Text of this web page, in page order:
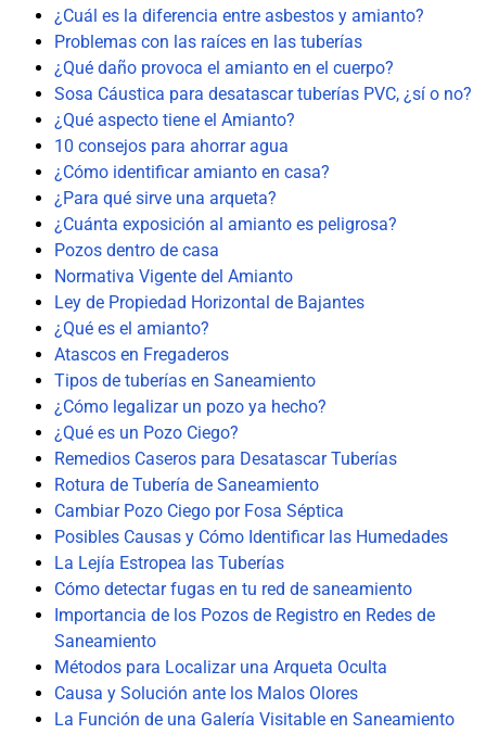
¿Cuál es la diferencia entre asbestos y amianto?
Problemas con las raíces en las tuberías
¿Qué daño provoca el amianto en el cuerpo?
Sosa Cáustica para desatascar tuberías PVC, ¿sí o no?
¿Qué aspecto tiene el Amianto?
10 consejos para ahorrar agua
¿Cómo identificar amianto en casa?
¿Para qué sirve una arqueta?
¿Cuánta exposición al amianto es peligrosa?
Pozos dentro de casa
Normativa Vigente del Amianto
Ley de Propiedad Horizontal de Bajantes
¿Qué es el amianto?
Atascos en Fregaderos
Tipos de tuberías en Saneamiento
¿Cómo legalizar un pozo ya hecho?
¿Qué es un Pozo Ciego?
Remedios Caseros para Desatascar Tuberías
Rotura de Tubería de Saneamiento
Cambiar Pozo Ciego por Fosa Séptica
Posibles Causas y Cómo Identificar las Humedades
La Lejía Estropea las Tuberías
Cómo detectar fugas en tu red de saneamiento
Importancia de los Pozos de Registro en Redes de
Saneamiento
Métodos para Localizar una Arqueta Oculta
Causa y Solución ante los Malos Olores
La Función de una Galería Visitable en Saneamiento